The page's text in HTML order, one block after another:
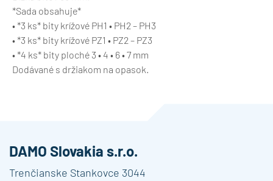
*Sada obsahuje*
• *3 ks* bity krížové PH1 • PH2 – PH3
• *3 ks* bity krížové PZ1 • PZ2 – PZ3
• *4 ks* bity ploché 3 • 4 • 6 • 7 mm
Dodávané s držiakom na opasok.
DAMO Slovakia s.r.o.
Trenčianske Stankovce 3044